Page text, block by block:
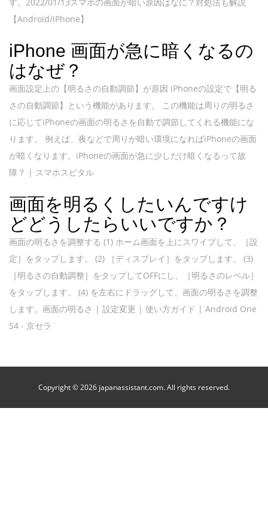
【Android/iPhone】
iPhone 画面が急に暗くなるの
はなぜ？
画面設定上の【明るさの自動調節】が原因 iPhoneの設定で【明る
さの自動調節】という機能があります。 この機能は周りの明るさ
に応じてiPhoneの画面の明るさを自動で調節してくれる機能にな
ります。 例えば、夜などで周りが暗い環境になればiPhoneの画面
が暗くなります。iPhoneの画面が急に少しだけ暗くなるって故
障？ | スマホスピタル
画面を明るくしたいんですけ
どどうしたらいいですか？
画面の明るさを調整する (1) ホーム画面を上にスワイプして、［設
定］をタップします。 (2) ［ディスプレイ］をタップします。 (3)
［明るさの自動調整］をタップしてOFFにし、［明るさのレベル］
をタップします。 (4) を左右にドラッグして、画面の明るさを調整
します。画面の明るさ | 設定変更 | 使い方ガイド | Android One
S4 - 京セラ
Copyright © 2026 japanassistant.com. All rights reserved.